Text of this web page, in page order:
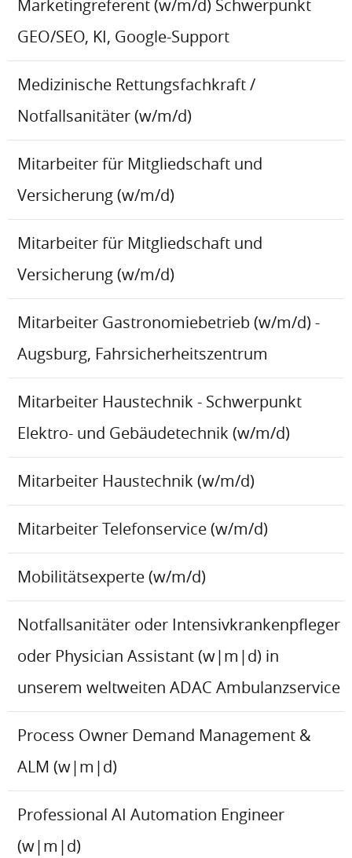
Marketingreferent (w/m/d) Schwerpunkt
GEO/SEO, KI, Google-Support
Medizinische Rettungsfachkraft /
Notfallsanitäter (w/m/d)
Mitarbeiter für Mitgliedschaft und
Versicherung (w/m/d)
Mitarbeiter für Mitgliedschaft und
Versicherung (w/m/d)
Mitarbeiter Gastronomiebetrieb (w/m/d) -
Augsburg, Fahrsicherheitszentrum
Mitarbeiter Haustechnik - Schwerpunkt
Elektro- und Gebäudetechnik (w/m/d)
Mitarbeiter Haustechnik (w/m/d)
Mitarbeiter Telefonservice (w/m/d)
Mobilitätsexperte (w/m/d)
Notfallsanitäter oder Intensivkrankenpfleger
oder Physician Assistant (w|m|d) in
unserem weltweiten ADAC Ambulanzservice
Process Owner Demand Management &
ALM (w|m|d)
Professional AI Automation Engineer
(w|m|d)